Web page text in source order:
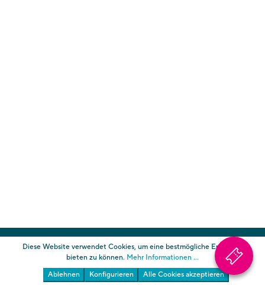
Die Gärten von Schloss Trauttmansdorff
Südtiroler Landesmuseum für Tourismus
Diese Website verwendet Cookies, um eine bestmögliche Erfahrung
bieten zu können. Mehr Informationen ...
Ablehnen
Konfigurieren Alle Cookies akzeptieren